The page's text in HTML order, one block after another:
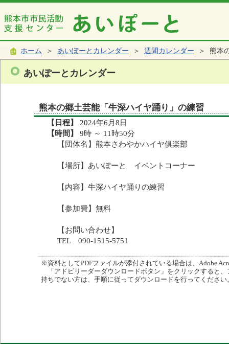
ホーム ＞ あいぽーとカレンダー ＞ 週間カレンダー ＞ 熊本
あいぽーとカレンダー
熊本の郷土芸能「牛深ハイヤ踊り」の練習
【日程】
2024年6月8日
【時間】
9時 ～ 11時50分
【団体名】熊本さわやかハイヤ俱楽部
【場所】あいぽーと イベントコーナー
【内容】牛深ハイヤ踊りの練習
【参加費】無料
【お問い合わせ】
TEL 090-1515-5751
※資料としてPDFファイルが添付されている場合は、Adobe
「アドビリーダーダウンロードボタン」をクリックすると
持ちでない方は、手順に従ってダウンロードを行ってください